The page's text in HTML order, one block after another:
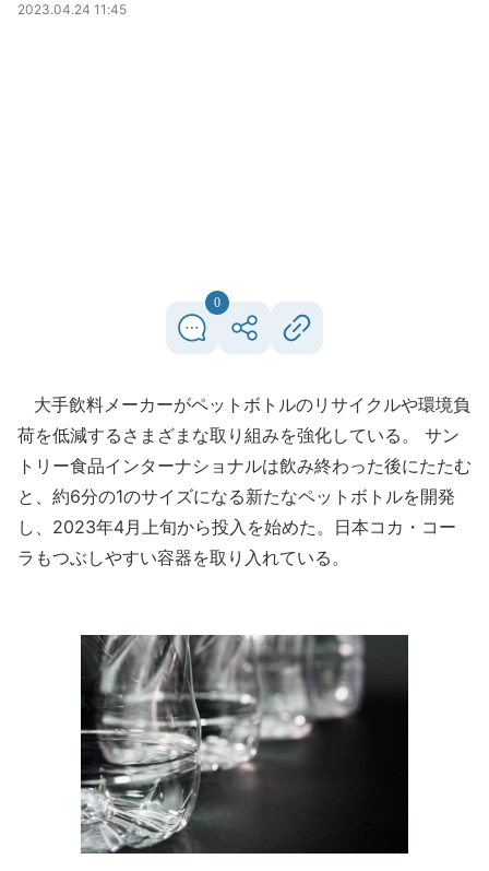
2023.04.24 11:45
0
大手飲料メーカーがペットボトルのリサイクルや環境負
荷を低減するさまざまな取り組みを強化している。 サン
トリー食品インターナショナルは飲み終わった後にたたむ
と、約6分の1のサイズになる新たなペットボトルを開発
し、2023年4月上旬から投入を始めた。日本コカ・コー
ラもつぶしやすい容器を取り入れている。